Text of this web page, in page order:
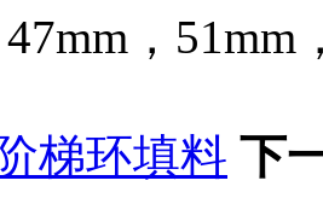
，51mm
梯环填料 下